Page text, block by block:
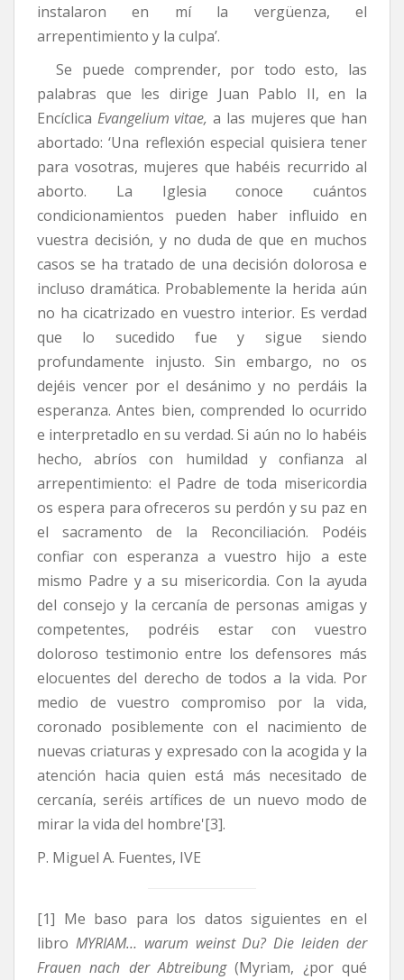
instalaron en mí la vergüenza, el
arrepentimiento y la culpa’.
Se puede comprender, por todo esto, las
palabras que les dirige Juan Pablo II, en la
Encíclica Evangelium vitae, a las mujeres que han
abortado: ‘Una reflexión especial quisiera tener
para vosotras, mujeres que habéis recurrido al
aborto. La Iglesia conoce cuántos
condicionamientos pueden haber influido en
vuestra decisión, y no duda de que en muchos
casos se ha tratado de una decisión dolorosa e
incluso dramática. Probablemente la herida aún
no ha cicatrizado en vuestro interior. Es verdad
que lo sucedido fue y sigue siendo
profundamente injusto. Sin embargo, no os
dejéis vencer por el desánimo y no perdáis la
esperanza. Antes bien, comprended lo ocurrido
e interpretadlo en su verdad. Si aún no lo habéis
hecho, abríos con humildad y confianza al
arrepentimiento: el Padre de toda misericordia
os espera para ofreceros su perdón y su paz en
el sacramento de la Reconciliación. Podéis
confiar con esperanza a vuestro hijo a este
mismo Padre y a su misericordia. Con la ayuda
del consejo y la cercanía de personas amigas y
competentes, podréis estar con vuestro
doloroso testimonio entre los defensores más
elocuentes del derecho de todos a la vida. Por
medio de vuestro compromiso por la vida,
coronado posiblemente con el nacimiento de
nuevas criaturas y expresado con la acogida y la
atención hacia quien está más necesitado de
cercanía, seréis artífices de un nuevo modo de
mirar la vida del hombre'[3].
P. Miguel A. Fuentes, IVE
[1] Me baso para los datos siguientes en el
libro MYRIAM… warum weinst Du? Die leiden der
Frauen nach der Abtreibung(Myriam, ¿por qué